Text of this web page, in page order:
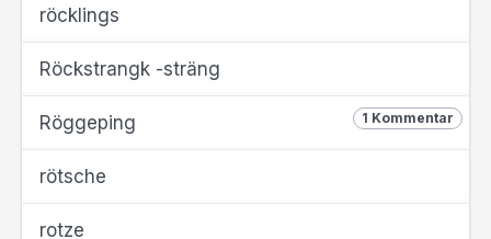
röcklings
Röckstrangk -sträng
1 Kommentar
Röggeping
rötsche
rotze